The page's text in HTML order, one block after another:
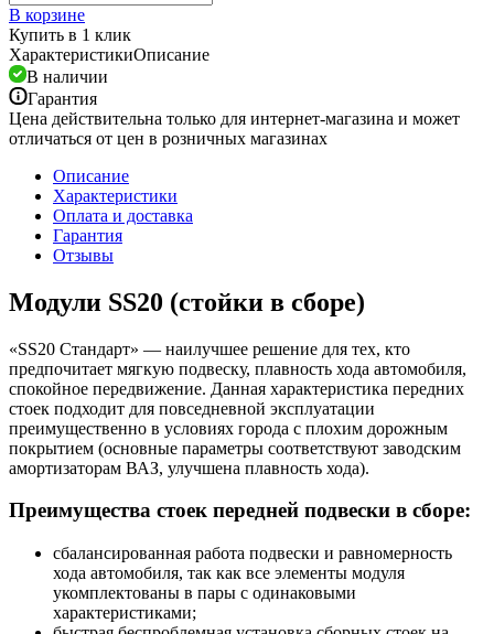
В корзине
Купить в 1 клик
ХарактеристикиОписание
В наличии
Гарантия
Цена действительна только для интернет-магазина и может
отличаться от цен в розничных магазинах
Описание
Характеристики
Оплата и доставка
Гарантия
Отзывы
Модули SS20 (стойки в сборе)
«SS20 Стандарт» — наилучшее решение для тех, кто
предпочитает мягкую подвеску, плавность хода автомобиля,
спокойное передвижение. Данная характеристика передних
стоек подходит для повседневной эксплуатации
преимущественно в условиях города с плохим дорожным
покрытием (основные параметры соответствуют заводским
амортизаторам ВАЗ, улучшена плавность хода).
Преимущества стоек передней подвески в сборе:
сбалансированная работа подвески и равномерность
хода автомобиля, так как все элементы модуля
укомплектованы в пары с одинаковыми
характеристиками;